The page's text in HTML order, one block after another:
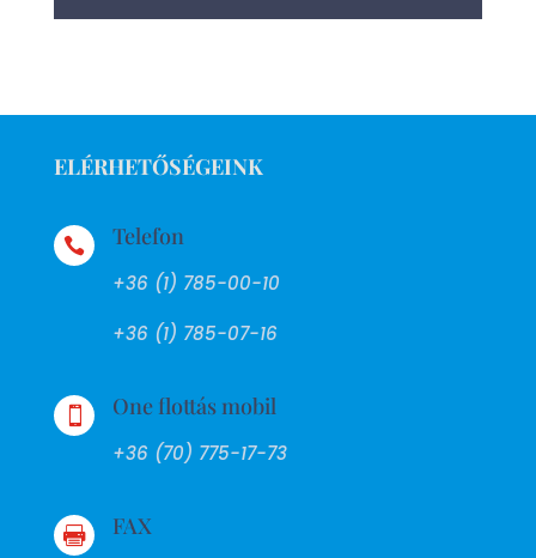
ELÉRHETŐSÉGEINK
 Telefon
+36 (1) 785-00-10
+36 (1) 785-07-16
 One flottás mobil
+36 (70) 775-17-73
 FAX